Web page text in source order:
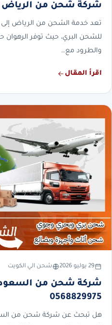
شركة شحن من الرياض إلى قطر |
تعد خدمة الشحن من الرياض إلى
للشحن البري، حيث توفر
والطرود مع…
اقرأ المقال
29 يوليو 2026 شحن الي الكويت
شركة شحن من
0568829975
هل تبحث عن شركة شحن من